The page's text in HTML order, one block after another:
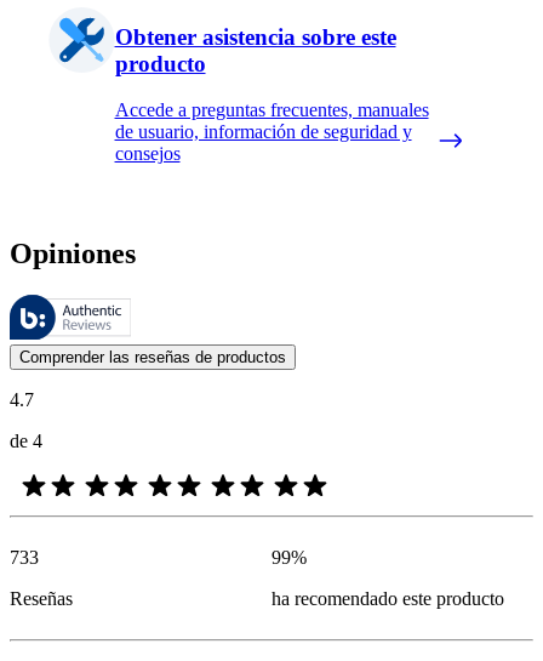
Obtener asistencia sobre este
producto
Accede a preguntas frecuentes, manuales
de usuario, información de seguridad y
consejos
Opiniones
Estas reseñas las gestiona Bazaarvoice y cumplen con la política de
Las opiniones de los clientes en forma de reseñas de productos y
Comprender las reseñas de productos
4.7
de 4
733
Reseñas
99%
ha recomendado este producto